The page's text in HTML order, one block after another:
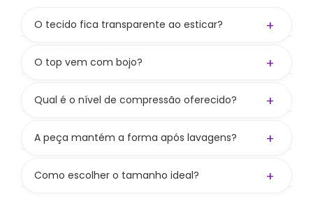
O tecido fica transparente ao esticar? +
composição84% PES / 16% PUE
O top vem com bojo? +
entrada para colocar e oferece boa
Qual é o nível de compressão oferecido? +
e mantendo liberdade nos movimentos.
A peça mantém a forma após lavagens? +
firmeza e elasticidade.
Como escolher o tamanho ideal? +